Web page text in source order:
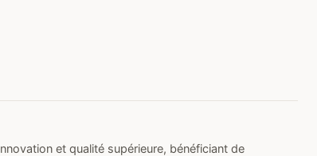
et qualité supérieure, bénéficiant de